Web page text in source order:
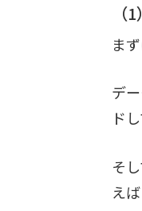
（
ま
デ
ド
そ
え